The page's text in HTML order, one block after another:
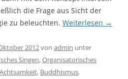
die Frage aus Sicht der
zu beleuchten. Weiterlesen →
2012von admin unter
Singen,Organisatorisches
Achtsamkeit, Buddhismus,